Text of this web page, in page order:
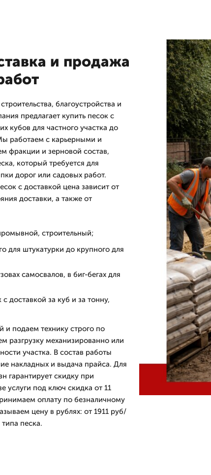
и продажа
благоустройства и
предлагает купить песок с
кубов для частного участка до
работаем с карьерными и
фракции и зерновой состав,
который требуется для
дорог или садовых работ.
с доставкой цена зависит от
доставки, а также от
строительный;
для штукатурки до крупного для
самосвалов, в биг-бегах для
доставкой за куб и за тонну,
и подаем технику строго по
разгрузку механизированно или
участка. В состав работы
накладных и выдача прайса. Для
гарантирует скидку при
услуги под ключ скидка от 11
оплату по безналичному
цену в рублях: от 1911 руб/
песка.